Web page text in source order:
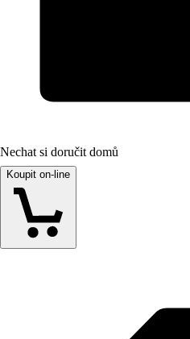
Nechat si doručit domů
Koupit on-line